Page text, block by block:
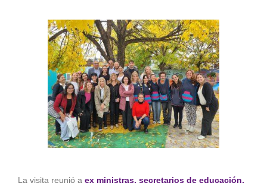
La visita reunió a ex ministras, secretarios de educación,